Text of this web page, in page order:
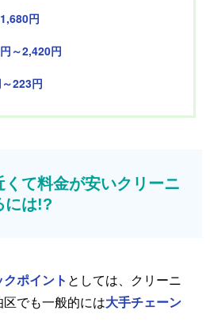
円
～2,420円
223円
くて料金が安いクリーニ
には!?
ポイント としては、クリーニ
でも一般的には大手チェーン